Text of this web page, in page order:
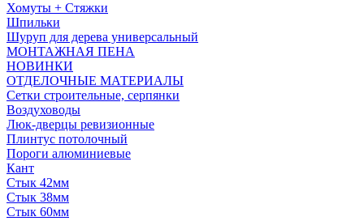
Хомуты + Стяжки
Шпильки
Шуруп для дерева универсальный
МОНТАЖНАЯ ПЕНА
НОВИНКИ
ОТДЕЛОЧНЫЕ МАТЕРИАЛЫ
Сетки строительные, серпянки
Воздуховоды
Люк-дверцы ревизионные
Плинтус потолочный
Пороги алюминиевые
Кант
Стык 42мм
Стык 38мм
Стык 60мм